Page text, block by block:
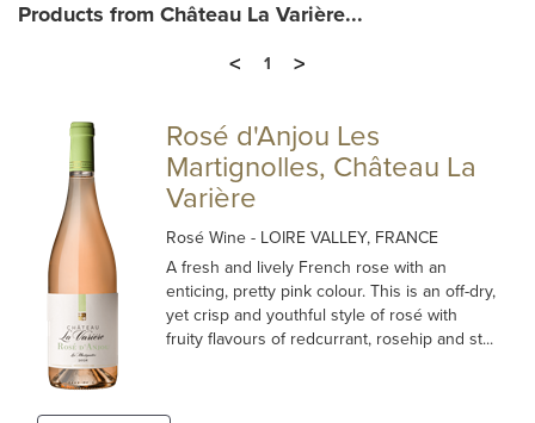
Products from Château La Varière...
<
1 >
Rosé d'Anjou Les
Martignolles, Château La
Varière
Rosé Wine- LOIRE VALLEY, FRANCE
A fresh and lively French rose with an
enticing, pretty pink colour. This is an off-dry,
yet crisp and youthful style of rosé with
fruity flavours of redcurrant, rosehip and st...